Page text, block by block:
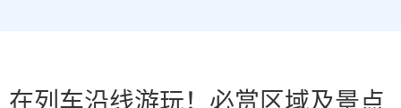
在列车沿线游玩！必赏区域及景点